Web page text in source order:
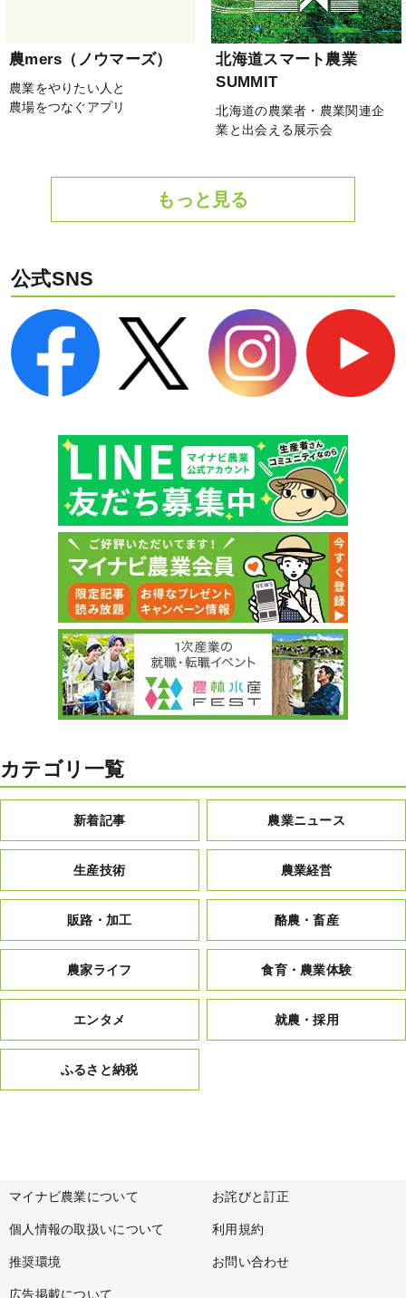
農mers（ノウマーズ）
農業をやりたい人と
農場をつなぐアプリ
北海道スマート農業
SUMMIT
北海道の農業者・農業関連企
業と出会える展示会
もっと見る
公式SNS
カテゴリ一覧
新着記事 農業ニュース
生産技術 農業経営
販路・加工 酪農・畜産
農家ライフ 食育・農業体験
エンタメ 就農・採用
ふるさと納税
マイナビ農業について お詫びと訂正
個人情報の取扱いについて 利用規約
推奨環境 お問い合わせ
広告掲載について